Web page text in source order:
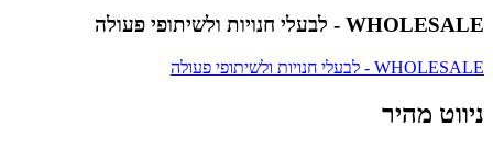
WHOLESALE - לבעלי חנויות ולשיתופי פעולה
WHOLESALE - לבעלי חנויות ולשיתופי פעולה
ניווט מהיר